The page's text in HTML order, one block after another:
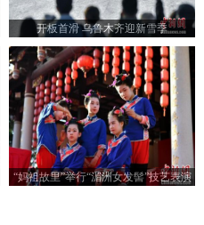
开板首滑 乌鲁木齐迎新雪季
“妈祖故里”举行“湄洲女发髻”技艺表演